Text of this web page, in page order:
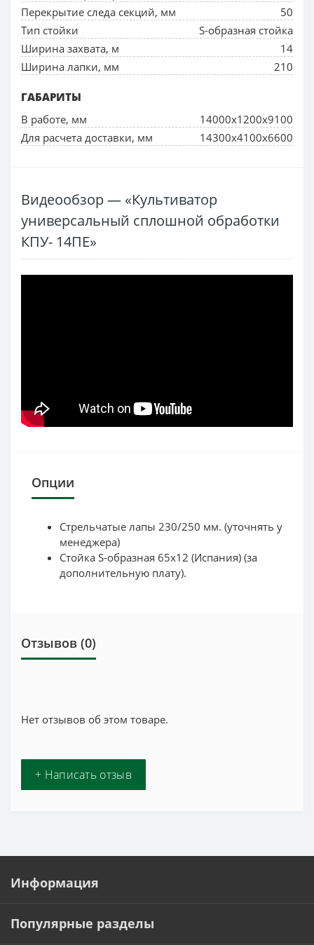
Перекрытие следа секций, мм
50
Тип стойки
S-образная стойка
Ширина захвата, м
14
Ширина лапки, мм
210
ГАБАРИТЫ
В работе, мм
14000х1200х9100
Для расчета доставки, мм
14300х4100х6600
Видеообзор — «Культиватор
универсальный сплошной обработки
КПУ- 14ПЕ»
Опции
Стрельчатые лапы 230/250 мм. (уточнять у
менеджера)
Стойка S-образная 65х12 (Испания) (за
дополнительную плату).
Отзывов (0)
Нет отзывов об этом товаре.
+ Написать отзыв
Информация
Популярные разделы